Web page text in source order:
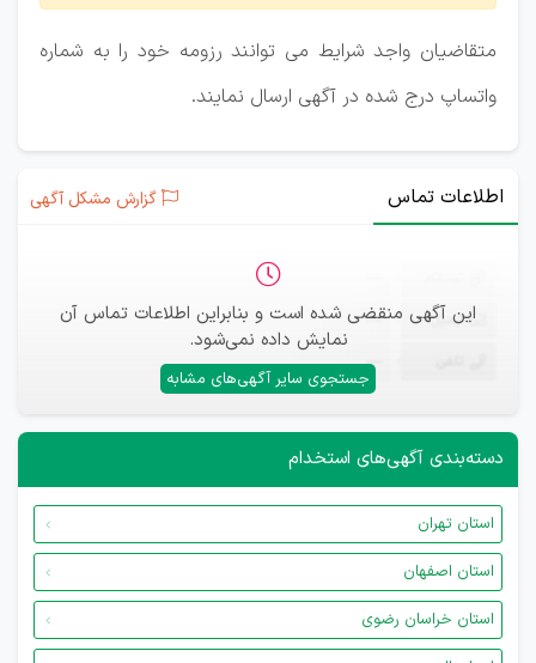
متقاضیان واجد شرایط می توانند رزومه خود را به شماره
واتساپ درج شده در آگهی ارسال نمایند.
اطلاعات تماس گزارش مشکل آگهی
این آگهی منقضی شده است و بنابراین اطلاعات تماس آن
نمایش داده نمی‌شود.
جستجوی سایر آگهی‌های مشابه
ایمیل —
—
دسته‌بندی آگهی‌های استخدام
استان تهران
استان اصفهان
استان خراسان رضوی